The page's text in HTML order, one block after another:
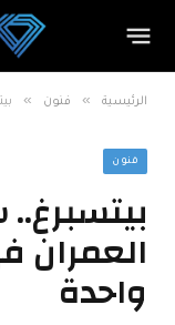
الرئيسية » فنون »
فنون
واحدة